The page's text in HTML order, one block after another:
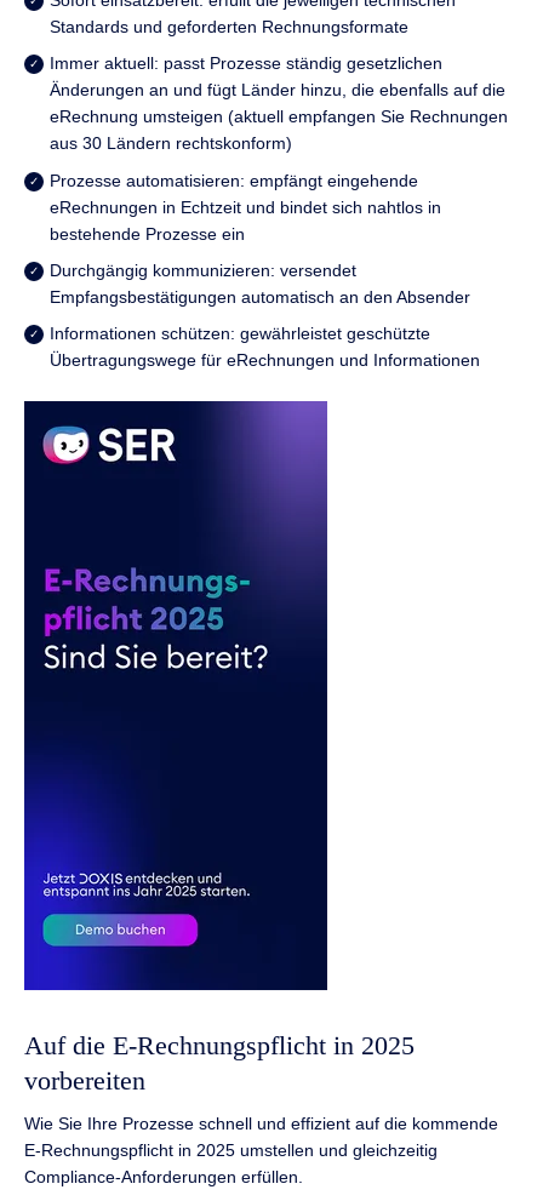
Standards und geforderten Rechnungsformate
Immer aktuell: passt Prozesse ständig gesetzlichen
Änderungen an und fügt Länder hinzu, die ebenfalls auf die
eRechnung umsteigen (aktuell empfangen Sie Rechnungen
aus 30 Ländern rechtskonform)
Prozesse automatisieren: empfängt eingehende
eRechnungen in Echtzeit und bindet sich nahtlos in
bestehende Prozesse ein
Durchgängig kommunizieren: versendet
Empfangsbestätigungen automatisch an den Absender
Informationen schützen: gewährleistet geschützte
Übertragungswege für eRechnungen und Informationen
Auf die E-Rechnungspflicht in 2025
vorbereiten
Wie Sie Ihre Prozesse schnell und effizient auf die kommende
E-Rechnungspflicht in 2025 umstellen und gleichzeitig
Compliance-Anforderungen erfüllen.